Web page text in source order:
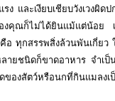
รง และเงียบเชียบวังเวง
งคุณก็ไม่ได้ยินแม้แต่น้อย
อ ทุกสรรพสิ่งล้วนพันเกี่ย
ายชนิดก็ขาดอาหาร จำเ
ของสัตว์หรือนกที่กินแมลง